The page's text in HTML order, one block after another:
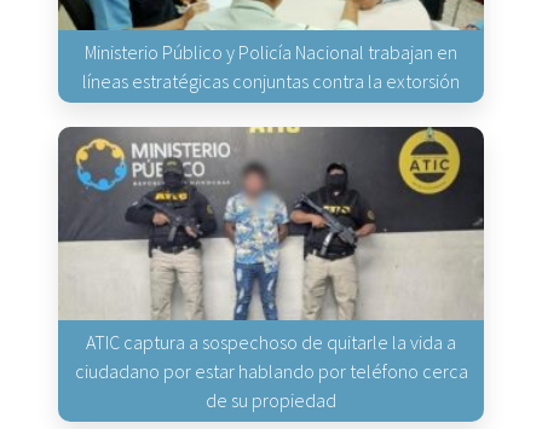
Ministerio Público y Policía Nacional trabajan en
líneas estratégicas conjuntas contra la extorsión
ATIC captura a sospechoso de quitarle la vida a
ciudadano por estar hablando por teléfono cerca
de su propiedad